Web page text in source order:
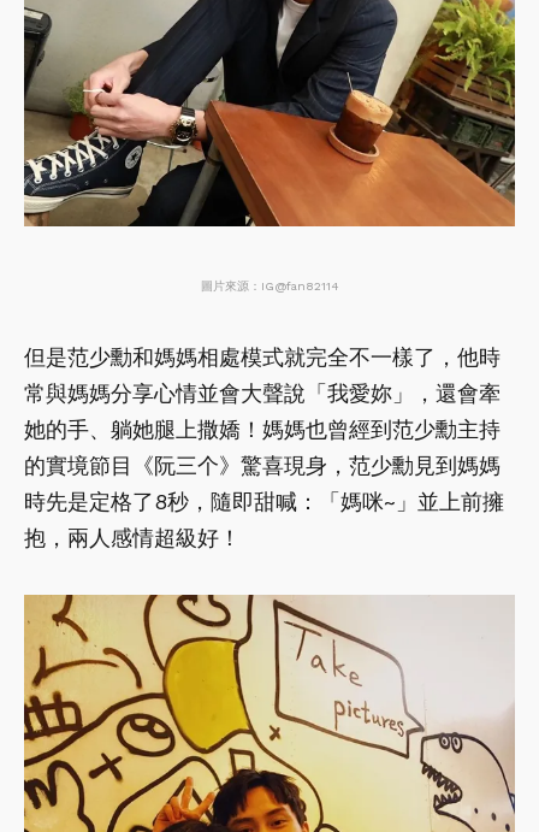
圖片來源：IG@fan82114
但是范少勳和媽媽相處模式就完全不一樣了，他時
常與媽媽分享心情並會大聲說「我愛妳」，還會牽
她的手、躺她腿上撒嬌！媽媽也曾經到范少勳主持
的實境節目《阮三个》驚喜現身，范少勳見到媽媽
時先是定格了8秒，隨即甜喊：「媽咪~」並上前擁
抱，兩人感情超級好！